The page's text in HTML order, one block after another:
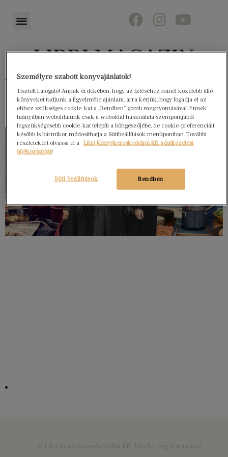
Könyvektől az olvasókig
Személyre szabott könyvajánlatok!
Tisztelt Látogató! Annak érdekében, hogy az ízléséhez minél közelebb álló
könyveket tudjunk a figyelmébe ajánlani, arra kérjük, hogy fogadja el az
ehhez szükséges cookie-kat a „Rendben” gomb megnyomásával. Ennek
hiányában weboldalunk csak a weboldal használata szempontjából
legszükségesebb cookie-kat telepíti a böngészőjébe, de cookie-preferenciáit
később is bármikor módosíthatja a Sütibeállítások menüpontban. További
részletekért olvassa el a
Libri Könyvkereskedelmi Kft. adatkezelési
tájékoztatóját!
Rendben
Süti beállítások